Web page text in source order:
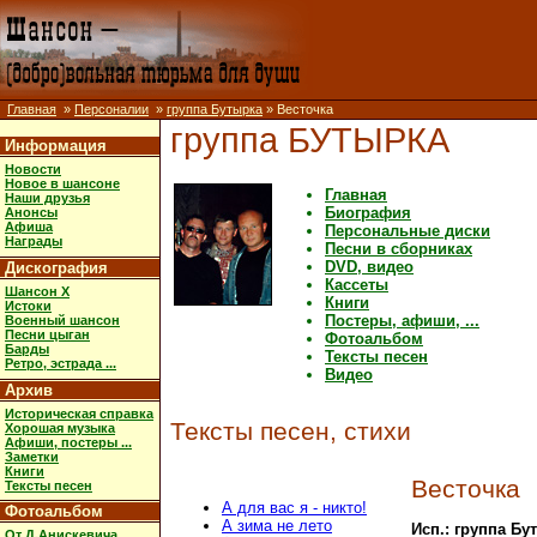
Главная » Персоналии » группа Бутырка » Весточка
Информация
Новости
Новое в шансоне
Наши друзья
Анонсы
Афиша
Награды
Дискография
Шансон X
Истоки
Военный шансон
Песни цыган
Барды
Ретро, эстрада ...
Архив
Историческая справка
Хорошая музыка
Афиши, постеры ...
Заметки
Книги
Тексты песен
Фотоальбом
группа БУТЫРКА
Главная
Биография
Персональные диски
Песни в сборниках
DVD, видео
Кассеты
Книги
Постеры, афиши, ...
Фотоальбом
Тексты песен
Видео
Тексты песен, стихи
А для вас я - никто!
А зима не лето
Весточка
Исп.: группа